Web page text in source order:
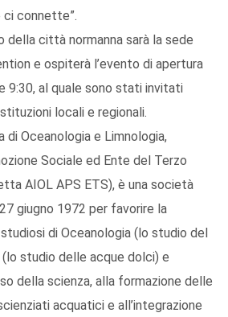
ci connette”.
della città normanna sarà la sede
e ospiterà l’evento di apertura
9:30, al quale sono stati invitati
locali e regionali.
di Oceanologia e Limnologia,
Sociale ed Ente del Terzo
AIOL APS ETS), è una società
giugno 1972 per favorire la
di Oceanologia (lo studio del
studio delle acque dolci) e
della scienza, alla formazione delle
acquatici e all’integrazione